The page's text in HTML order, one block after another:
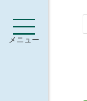
メニュー